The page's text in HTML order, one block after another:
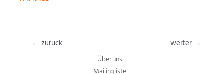
Beitragsnavigation
← zurück weiter →
Über uns .
Mailingliste .